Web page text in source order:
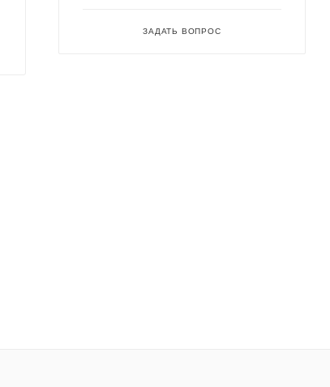
ЗАДАТЬ ВОПРОС